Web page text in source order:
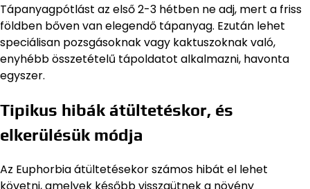
Tápanyagpótlást az első 2-3 hétben ne adj, mert a friss
földben bőven van elegendő tápanyag. Ezután lehet
speciálisan pozsgásoknak vagy kaktuszoknak való,
enyhébb összetételű tápoldatot alkalmazni, havonta
egyszer.
Tipikus hibák átültetéskor, és
elkerülésük módja
Az Euphorbia átültetésekor számos hibát el lehet
követni, amelyek később visszaütnek a növény